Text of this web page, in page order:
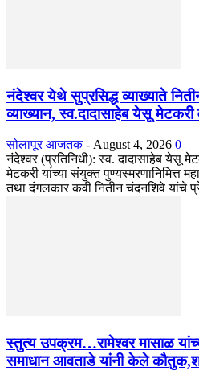
नंदेश्वर येथे सुप्रसिद्ध व्याख्याते
व्याख्यान, स्व.दादासाहेब येसू मेटकरी
सोलापूर आजतक - August 4, 2026 0
नंदेश्वर (प्रतिनिधी): स्व. दादासाहेब येसू
मेटकरी यांच्या संयुक्त पुण्यस्मरणानिमित्त
तथा दंगलकार कवी नितीन चंदनशिवे यांचे
स्तुत्य उपक्रम…रामेश्वर मासाळ
समाधान आवताडे यांनी केले